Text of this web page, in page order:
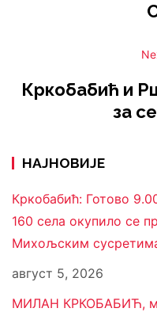
Кркобабић и
за
НАЈНОВИЈЕ
Кркобабић: Готово
160 села окупило се
Михољским
август 5, 2026
МИЛАН КРКОБАБИЋ,